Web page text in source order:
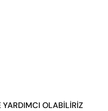
YARDIMCI OLABİLİRİZ